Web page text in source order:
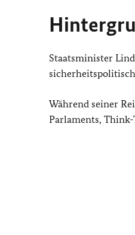
Staatsminister
Während seiner
Parlaments, Think-